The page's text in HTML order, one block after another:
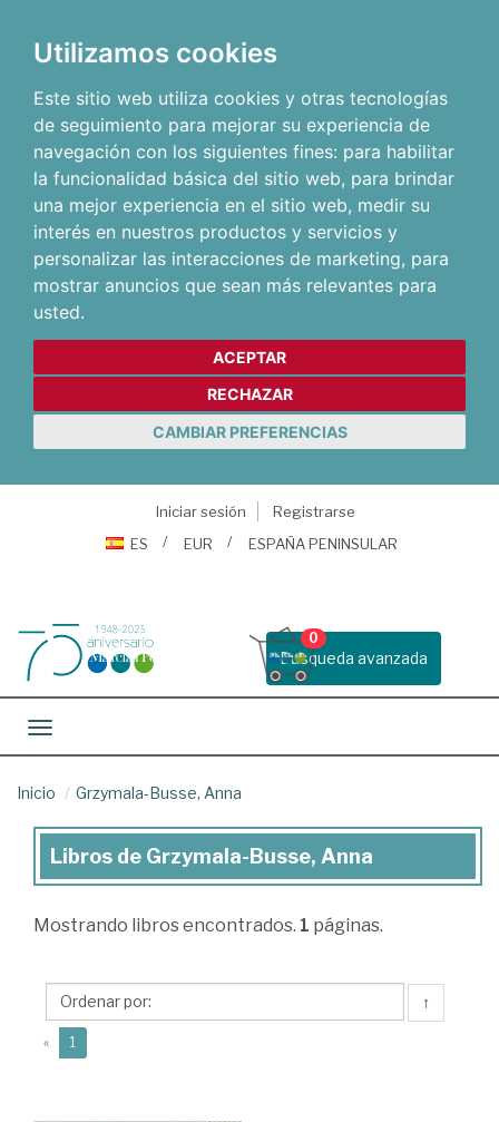
Utilizamos cookies
Este sitio web utiliza cookies y otras tecnologías
de seguimiento para mejorar su experiencia de
navegación con los siguientes fines: para habilitar
la funcionalidad básica del sitio web, para brindar
una mejor experiencia en el sitio web, medir su
interés en nuestros productos y servicios y
personalizar las interacciones de marketing, para
mostrar anuncios que sean más relevantes para
usted.
ACEPTAR
RECHAZAR
CAMBIAR PREFERENCIAS
Iniciar sesión
Registrarse
ES
EUR ESPAÑA PENINSULAR
Busqueda avanzada
0
Toggle navigation
Inicio Grzymala-Busse, Anna
Libros
Grzymala-
Anna
Libros de Grzymala-Busse, Anna
Mostrando libros encontrados. 1 páginas.
↑
« 1